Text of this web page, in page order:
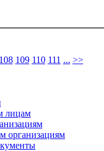
108 109 110 111 ... >>
лицам
организациям